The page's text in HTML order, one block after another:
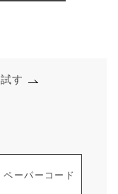
ペーパーコード
す